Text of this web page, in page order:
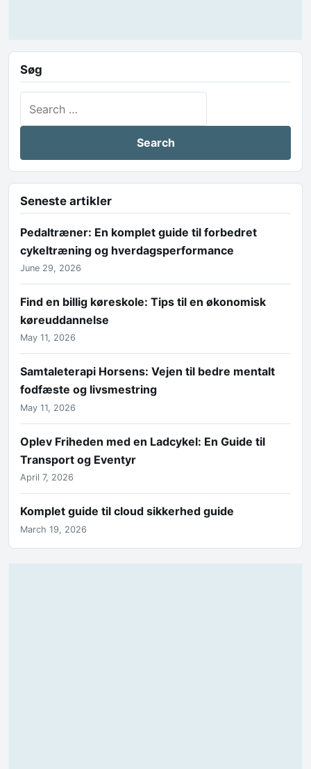
Søg
Seneste artikler
Pedaltræner: En komplet guide til forbedret
cykeltræning og hverdagsperformance
June 29, 2026
Find en billig køreskole: Tips til en økonomisk
køreuddannelse
May 11, 2026
Samtaleterapi Horsens: Vejen til bedre mentalt
fodfæste og livsmestring
May 11, 2026
Oplev Friheden med en Ladcykel: En Guide til
Transport og Eventyr
April 7, 2026
Komplet guide til cloud sikkerhed guide
March 19, 2026